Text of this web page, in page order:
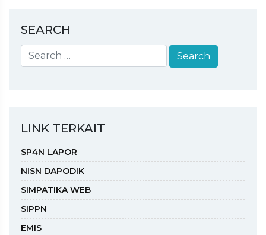
SEARCH
LINK TERKAIT
SP4N LAPOR
NISN DAPODIK
SIMPATIKA WEB
SIPPN
EMIS